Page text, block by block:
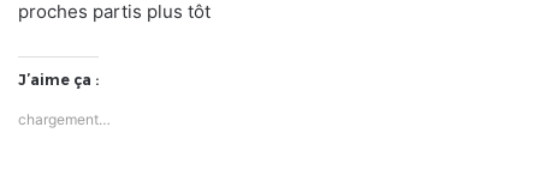
proches partis plus tôt
J’aime ça :
chargement…